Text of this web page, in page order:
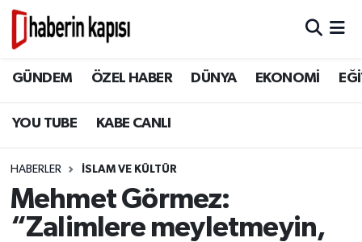
GÜNDEM ÖZEL HABER DÜNYA EKONOMİ
YOU TUBE KABE CANLI
HABERLER İSLAM VE KÜLTÜR
Mehmet Görmez:
“Zalimlere meyletmeyin,
DÜNYA
GÜNDEM
ÖZEL HABER
EĞİTİM
Trafik Durumu
Son Dakika Haberleri